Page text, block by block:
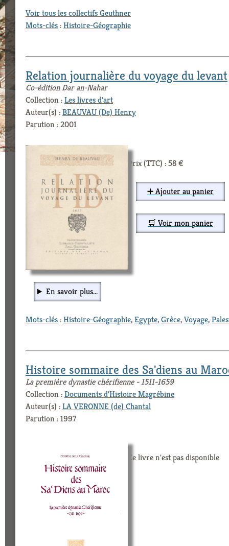
Voir tous les collectifs Geuthner
Mots-clés:Histoire-Géographie
Relation journalière du voyage du levant
Co-édition Dar an-Nahar
Collection :Les livres d'art
Auteur(s) :BEAUVAU (De) Henry
Parution : 2001
Prix (TTC) : 58 €
➕ Ajouter au panier
🛒 Voir mon panier
En savoir plus...
Mots-clés:Histoire-Géographie,Egypte,Grèce,Voyage,
Histoire sommaire des Sa'diens au
La première dynastie chérifienne - 1511-1659
Collection :Documents d'Histoire Magrébine
Auteur(s) :LA VERONNE (de) Chantal
Parution : 1997
Ce livre n'est pas disponible